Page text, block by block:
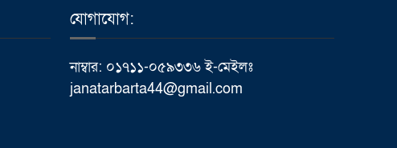
পাবনায় বিদ্যুৎস্পৃষ্ট হয়ে যুব‌কের
যোগাযোগ:
নাম্বার: ০১৭১১-০৫৯৩৩৬ ই-মেইলঃ
janatarbarta44@gmail.com